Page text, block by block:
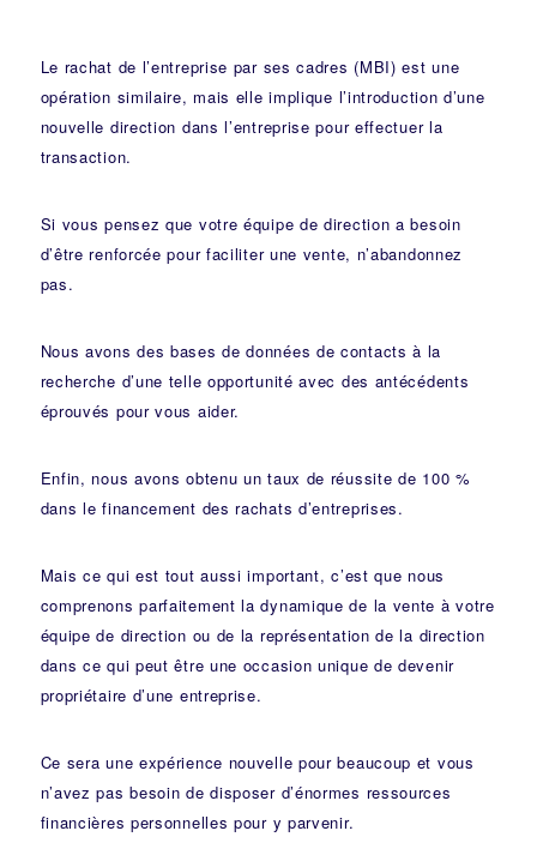
Le rachat de l’entreprise par ses cadres (MBI) est une
opération similaire, mais elle implique l’introduction d’une
nouvelle direction dans l’entreprise pour effectuer la
transaction.
Si vous pensez que votre équipe de direction a besoin
d’être renforcée pour faciliter une vente, n’abandonnez
pas.
Nous avons des bases de données de contacts à la
recherche d’une telle opportunité avec des antécédents
éprouvés pour vous aider.
Enfin, nous avons obtenu un taux de réussite de 100 %
dans le financement des rachats d’entreprises.
Mais ce qui est tout aussi important, c’est que nous
comprenons parfaitement la dynamique de la vente à votre
équipe de direction ou de la représentation de la direction
dans ce qui peut être une occasion unique de devenir
propriétaire d’une entreprise.
Ce sera une expérience nouvelle pour beaucoup et vous
n’avez pas besoin de disposer d’énormes ressources
financières personnelles pour y parvenir.